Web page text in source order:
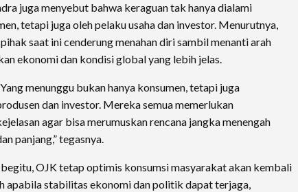
juga menyebut bahwa keraguan tak hanya dialami
tetapi juga oleh pelaku usaha dan investor. Menurutnya,
saat ini cenderung menahan diri sambil menanti arah
ekonomi dan kondisi global yang lebih jelas.
menunggu bukan hanya konsumen, tetapi juga
dan investor. Mereka semua memerlukan
agar bisa merumuskan rencana jangka menengah
panjang,” tegasnya.
OJK tetap optimis konsumsi masyarakat akan kembali
apabila stabilitas ekonomi dan politik dapat terjaga,